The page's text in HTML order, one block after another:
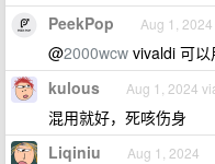
PeekPop Aug 1,
@2000wcw vivaldi 可
kulous Aug 1, 2024
混用就好，死咳伤身
Liqiniu Aug 1, 2024